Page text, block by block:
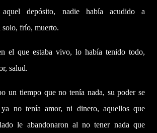
aquel depósito, nadie había acudido a
solo, frío, muerto.
el que estaba vivo, lo había tenido todo,
salud.
un tiempo que no tenía nada, su poder se
ya no tenía amor, ni dinero, aquellos que
le abandonaron al no tener nada que